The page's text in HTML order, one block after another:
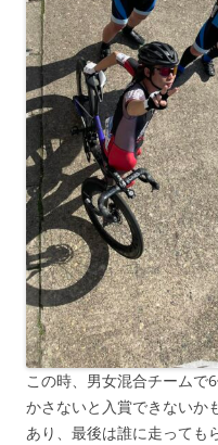
この時、男女混合チームで
かさないと入賞できないか
あり、最後は誰に走っても